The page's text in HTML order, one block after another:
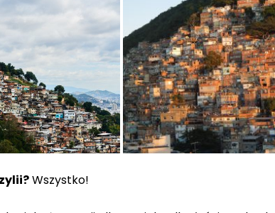
Wszystko!